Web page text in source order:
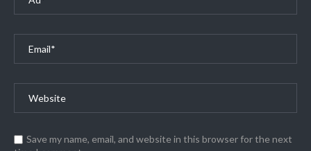
Save my name, email, and website in this browser for the next